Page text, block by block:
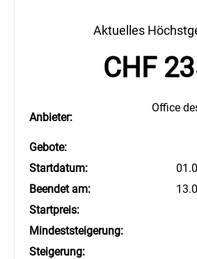
Aktuelles
CHF
Anbieter:
Office
Gebote:
Startdatum:
Beendet am:
Startpreis:
Mindeststeigerung:
Steigerung: